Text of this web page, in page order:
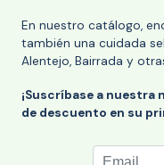
En nuestro catálogo,
también una cuidada
Alentejo, Bairrada y
¡Suscríbase a nuestra
de descuento en su